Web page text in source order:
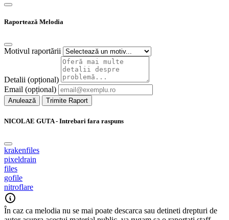
Raportează Melodia
Motivul raportării
Detalii (opțional)
Email (opțional)
Anulează Trimite Raport
NICOLAE GUTA - Intrebari fara raspuns
krakenfiles
pixeldrain
files
gofile
nitroflare
În caz ca melodia nu se mai poate descarca sau detineti drepturi de